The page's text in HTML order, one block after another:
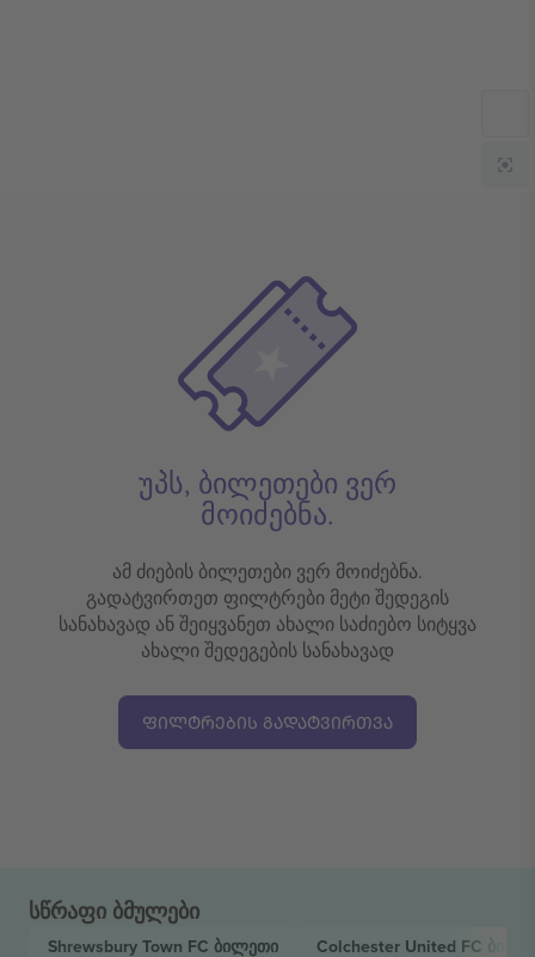
უპს, ბილეთები ვერ
მოიძებნა.
ამ ძიების ბილეთები ვერ მოიძებნა.
გადატვირთეთ ფილტრები მეტი შედეგის
სანახავად ან შეიყვანეთ ახალი საძიებო სიტყვა
ახალი შედეგების სანახავად
ᲤᲘᲚᲢᲠᲔᲑᲘᲡ ᲒᲐᲓᲐᲢᲕᲘᲠᲗᲕᲐ
სწრაფი ბმულები
Shrewsbury Town FC ბილეთი Colchester United FC